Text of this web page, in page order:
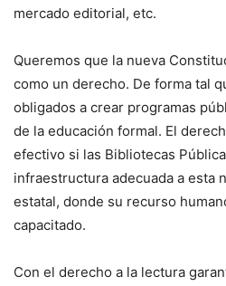
mercado editorial, etc.
Queremos que la nueva
como un derecho. De forma tal
obligados a crear programas
de la educación formal. El
efectivo si las Bibliotecas
infraestructura adecuada a esta
estatal, donde su recurso
capacitado.
Con el derecho a la lectura